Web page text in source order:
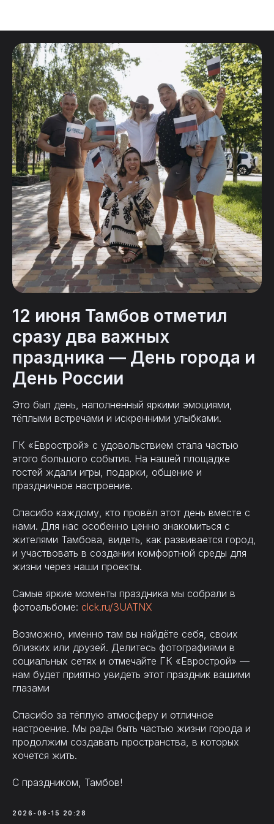
12 июня Тамбов отметил
сразу два важных
праздника — День города и
День России
Это был день, наполненный яркими эмоциями,
тёплыми встречами и искренними улыбками.
ГК «Еврострой» с удовольствием стала частью
этого большого события. На нашей площадке
гостей ждали игры, подарки, общение и
праздничное настроение.
Спасибо каждому, кто провёл этот день вместе с
нами. Для нас особенно ценно знакомиться с
жителями Тамбова, видеть, как развивается город,
и участвовать в создании комфортной среды для
жизни через наши проекты.
Самые яркие моменты праздника мы собрали в
фотоальбоме: clck.ru/3UATNX
Возможно, именно там вы найдёте себя, своих
близких или друзей. Делитесь фотографиями в
социальных сетях и отмечайте ГК «Еврострой» —
нам будет приятно увидеть этот праздник вашими
глазами
Спасибо за тёплую атмосферу и отличное
настроение. Мы рады быть частью жизни города и
продолжим создавать пространства, в которых
хочется жить.
С праздником, Тамбов!
2026-06-15 20:28